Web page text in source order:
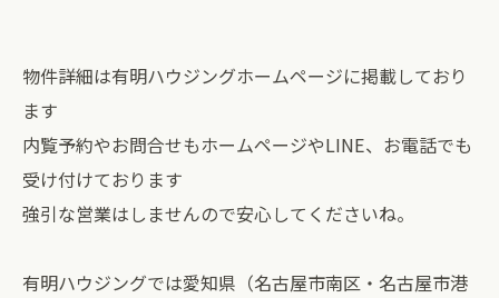
物件詳細は有明ハウジングホームページに掲載しており
ます
内覧予約やお問合せもホームページやLINE、お電話でも
受け付けております
強引な営業はしませんので安心してくださいね。
有明ハウジングでは愛知県（名古屋市南区・名古屋市港